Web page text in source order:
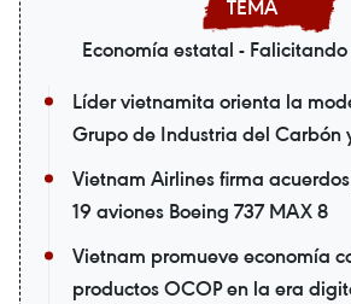
Economía estatal -
Líder vietnamita orienta la
Grupo de Industria del Carbón
Vietnam Airlines firma
19 aviones Boeing 737 MAX 8
Vietnam promueve economía
productos OCOP en la era